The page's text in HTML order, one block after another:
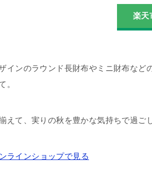
楽天
インのラウンド長財布やミニ財布など
。
えて、実りの秋を豊かな気持ちで過ご
ラインショップで見る